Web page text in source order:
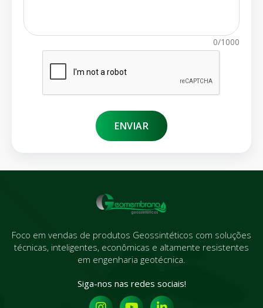
0/1000
ENVIAR
Foco em vendas de produtos Geossintéticos com soluções
técnicas, inteligentes, econômicas e altamente resistentes
em engenharia geotécnica.
Siga-nos nas redes sociais!